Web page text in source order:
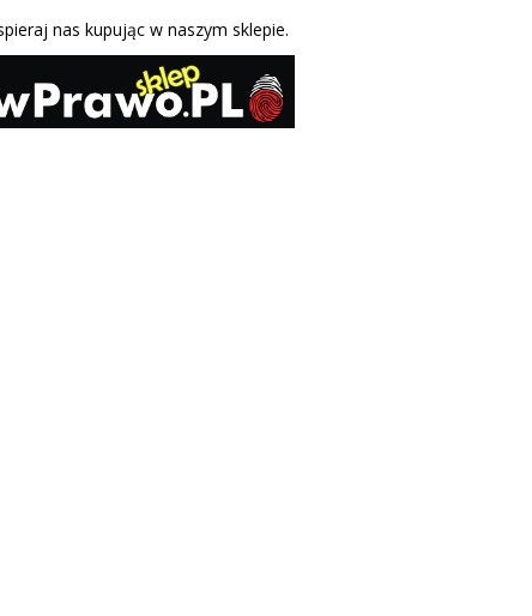
nas kupując w naszym sklepie.